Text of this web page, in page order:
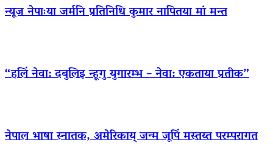
न्यूज नेपाःया जर्मनि प्रतिनिधि कुमार नापितया मां मन्त
“हलिं नेवा: दबुलिइ न्हूगु युगारम्भ – नेवा: एकताया प्रतीक”
नेपाल भाषा स्नातक, अमेरिकाय् जन्म जूपिं मस्तय्त परम्परागत